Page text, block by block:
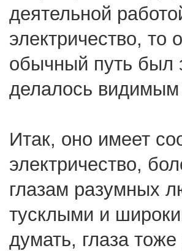
деятельной
электричество, то
обычный путь был
делалось видимым
Итак, оно имеет
электричество,
глазам разумных
тусклыми и
думать, глаза